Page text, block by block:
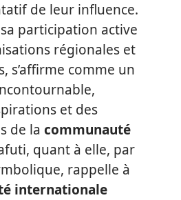
de leur influence.
participation active
régionales et
s’affirme comme un
et des
de la communauté
quant à elle, par
rappelle à
internationale